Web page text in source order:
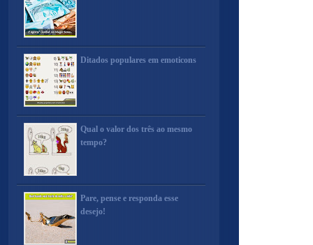
Ditados populares em emoticons
Qual o valor dos três ao mesmo
tempo?
Pare, pense e responda esse
desejo!